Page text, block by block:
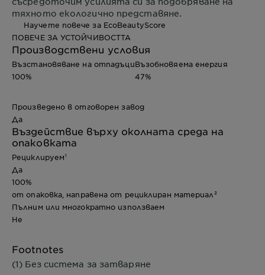
тяхното екологично представяне.
Научете повече за EcoBeautyScore
ПОВЕЧЕ ЗА УСТОЙЧИВОСТТА
Производствени условия
Възстановяване на отпадъци
100%
Възобновяема енергия
47%
Произведено в отговорен завод
Да
Въздействие върху околната среда на
опаковката
Рециклируем¹
Да
100%
от опаковка, направена от рециклиран материал²
Пълним или многократно използваем
Не
Footnotes
(1) Без система за затваряне